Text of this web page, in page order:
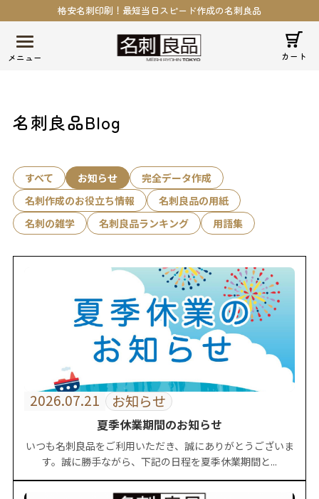
格安名刺印刷！最短当日スピード作成の名刺良品
カート
名刺良品Blog
すべて お知らせ
完全データ作成
名刺作成のお役立ち情報
名刺良品の用紙
名刺の雑学
名刺良品ランキング 用語集
2026.07.21 お知らせ
夏季休業期間のお知らせ
いつも名刺良品をご利用いただき、誠にありがとうございま
す。誠に勝手ながら、下記の日程を夏季休業期間と...